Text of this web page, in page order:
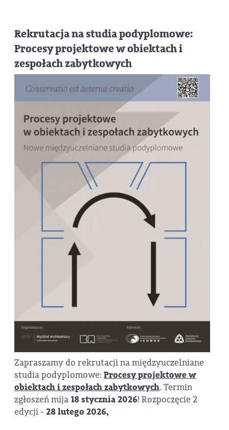
Rekrutacja na studia podyplomowe:
Procesy projektowe w obiektach i
zespołach zabytkowych
Zapraszamy do rekrutacji na międzyuczelniane
studia podyplomowe: Procesy projektowe w
obiektach i zespołach zabytkowych. Termin
zgłoszeń mija 18 stycznia 2026! Rozpoczęcie 2
edycji -28 lutego 2026,